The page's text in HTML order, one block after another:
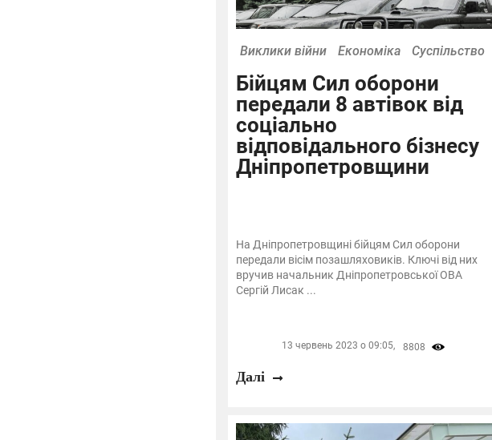
Виклики війни Економіка Суспільство
Бійцям Сил оборони
передали 8 автівок від
соціально
відповідального бізнесу
Дніпропетровщини
На Дніпропетровщині бійцям Сил оборони
передали вісім позашляховиків. Ключі від них
вручив начальник Дніпропетровської ОВА
Сергій Лисак ...
13 червень 2023 о 09:05, 8808
Далі